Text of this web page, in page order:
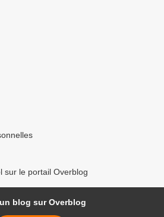
sur le portail Overblog
blog sur Overblog